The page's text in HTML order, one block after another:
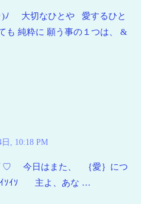
)ﾉ 大切なひとや 愛するひと
純粋に 願う事の１つは、 &
日, 10:18 PM
ﾟ♡ 今日はまた、 ｛愛｝につ
ｲｿｲｿ 主よ、あな …